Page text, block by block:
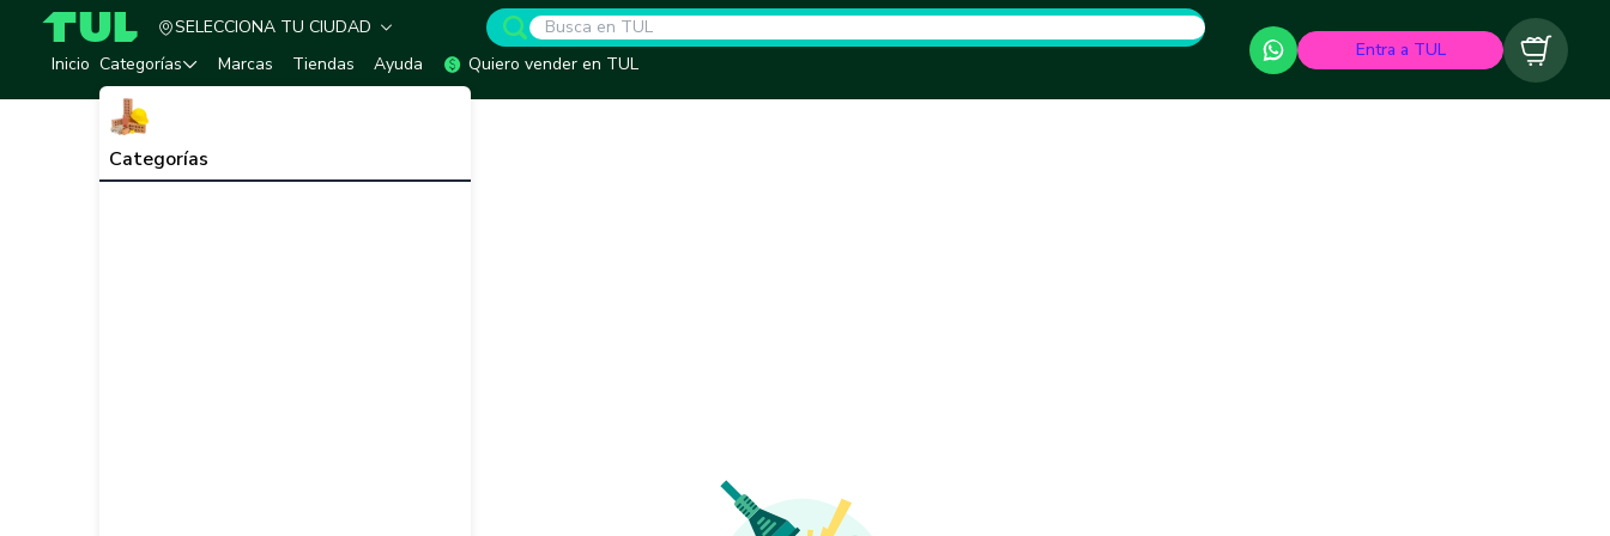
TUL - Tu Marketplace de Construcción
SELECCIONA TU CIUDAD
Inicio Categorías
Categorías
Marcas Tiendas Ayuda Quiero vender en TUL
Entra a TUL Carrito